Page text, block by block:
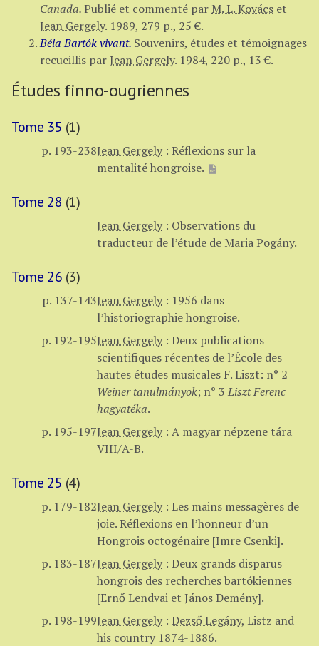
Canada.Publié et commenté par M. L. Kovács et
Jean Gergely. 1989, 279 p., 25 €.
Béla Bartók vivant. Souvenirs, études et témoignages
recueillis parJean Gergely. 1984, 220 p., 13 €.
Études finno-ougriennes
Tome 35 (1)
p. 193-238Jean Gergely : Réflexions sur la
mentalité hongroise.
Tome 28 (1)
Jean Gergely : Observations du
traducteur de l’étude de Maria Pogány.
Tome 26 (3)
p. 137-143Jean Gergely : 1956 dans
l’historiographie hongroise.
p. 192-195Jean Gergely : Deux publications
scientifiques récentes de l’École des
hautes études musicales F. Liszt: n° 2
Weiner tanulmányok; n° 3 Liszt Ferenc
hagyatéka.
p. 195-197Jean Gergely : A magyar népzene tára
VIII/A-B.
Tome 25 (4)
p. 179-182Jean Gergely : Les mains messagères de
joie. Réflexions en l’honneur d’un
Hongrois octogénaire [Imre Csenki].
p. 183-187Jean Gergely : Deux grands disparus
hongrois des recherches bartókiennes
[Ernő Lendvai et János Demény].
p. 198-199Jean Gergely : Dezső Legány, Listz and
his country 1874-1886.